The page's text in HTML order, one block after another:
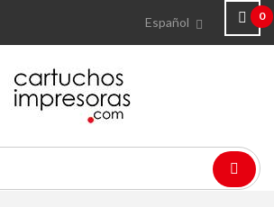
0
Español